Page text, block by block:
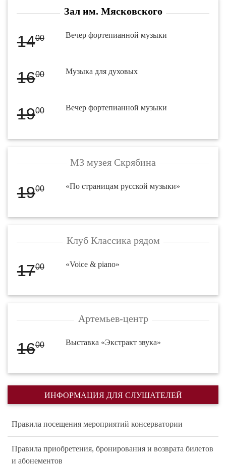
Зал им. Мясковского
1400 Вечер фортепианной музыки
1600 Музыка для духовых
1900 Вечер фортепианной музыки
МЗ музея Скрябина
1900 «По страницам русской музыки»
Клуб Классика рядом
1700 «Voice & piano»
Артемьев-центр
1600 Выставка «Экстракт звука»
ИНФОРМАЦИЯ ДЛЯ СЛУШАТЕЛЕЙ
Правила посещения мероприятий консерватории
Правила приобретения, бронирования и возврата билетов
и абонементов